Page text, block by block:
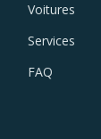
Voitures
Services
FAQ